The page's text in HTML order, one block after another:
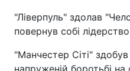
"Ліверпуль" здолав
повернув собі
"Манчестер Сіті"
напруженій боротьбі